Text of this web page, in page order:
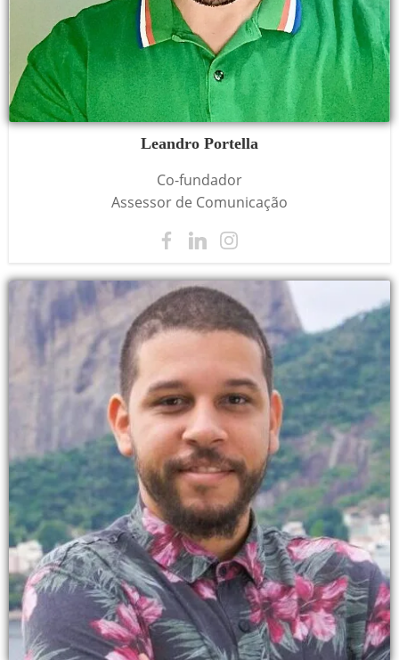
Leandro Portella
Co-fundador
Assessor de Comunicação